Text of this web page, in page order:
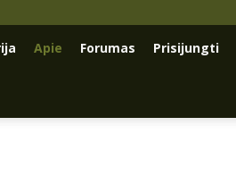
Apie Forumas Prisijungti